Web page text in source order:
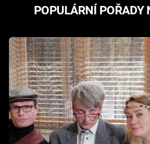
POPULÁRNÍ POŘADY